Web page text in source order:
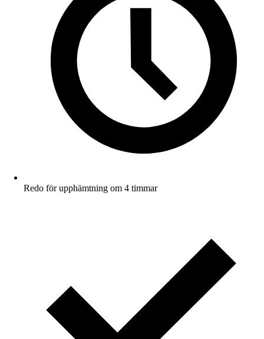
Redo för upphämtning om 4 timmar